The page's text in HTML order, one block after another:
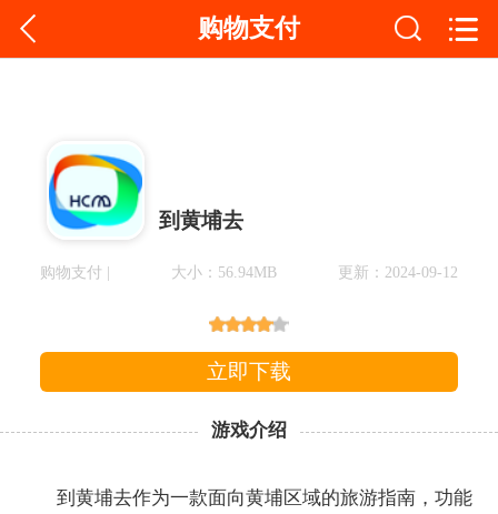
购物支付
到黄埔去
购物支付 | 大小：56.94MB 更新：2024-09-12
立即下载
到黄埔去作为一款面向黄埔区域的旅游指南，功能